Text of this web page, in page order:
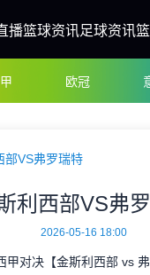
播篮球资讯足球资讯
欧冠
部VS弗罗瑞特
利西部VS弗
2026-05-16 18:00
对决【金斯利西部 vs